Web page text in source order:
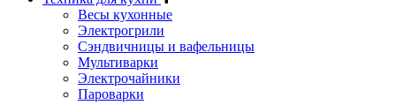
Весы кухонные
Электрогрили
Сэндвичницы и вафельницы
Мультиварки
Электрочайники
Пароварки